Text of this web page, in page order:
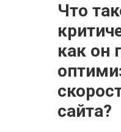
Что
как он
сайта?